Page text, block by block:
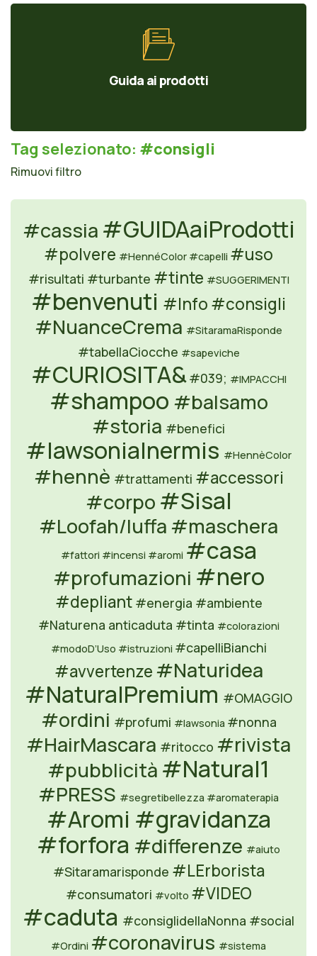
Guida ai prodotti
Tag selezionato: #consigli
Rimuovi filtro
#cassia #GUIDAaiProdotti
#polvere #HennéColor #capelli #uso
#risultati #turbante #tinte #SUGGERIMENTI
#benvenuti #Info#consigli
#NuanceCrema #SitaramaRisponde
#tabellaCiocche #sapeviche
#CURIOSITA&#039; #IMPACCHI
#shampoo #balsamo
#storia #benefici
#lawsoniaInermis #HennèColor
#hennè #trattamenti #accessori
#corpo #Sisal
#Loofah/luffa#maschera
#fattori #incensi #aromi #casa
#profumazioni #nero
#depliant #energia #ambiente
#Naturena anticaduta #tinta #colorazioni
#modoD’Uso #istruzioni #capelliBianchi
#avvertenze#Naturidea
#NaturalPremium #OMAGGIO
#ordini #profumi #lawsonia #nonna
#HairMascara #ritocco #rivista
#pubblicità #Natural1
#PRESS #segretibellezza #aromaterapia
#Aromi #gravidanza
#forfora #differenze #aiuto
#Sitaramarisponde #LErborista
#consumatori #volto #VIDEO
#caduta #consiglidellaNonna #social
#Ordini #coronavirus #sistema